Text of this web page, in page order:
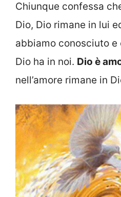
Chiunque confessa
Dio, Dio rimane in lui
abbiamo conosciuto e
Dio ha in noi. Dio è
nell’amore rimane in